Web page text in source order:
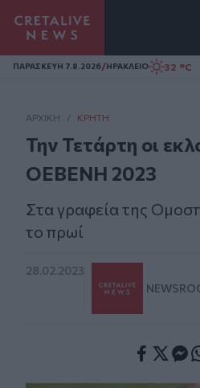
Homepage
ΠΑΡΑΣΚΕΥΗ 7.8.2026/ΗΡΑΚΛΕΙΟ 32 °C
ΑΡΧΙΚΗ / ΚΡΉΤΗ
Την Τετάρτη οι
ΟΕΒΕΝΗ 2023
Στα γραφεία της
το πρωί
28.02.2023